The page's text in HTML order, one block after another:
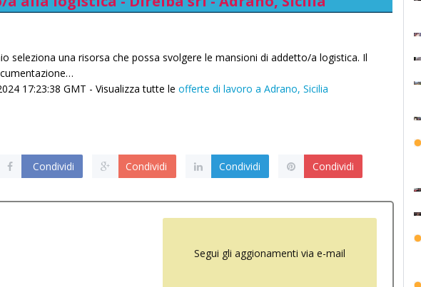
seleziona una risorsa che possa svolgere le mansioni di addetto/a logistica. Il
17:23:38 GMT - Visualizza tutte le offerte di lavoro a Adrano, Sicilia
Condividi Condividi Condividi Condividi
Segui gli aggionamenti via e-mail